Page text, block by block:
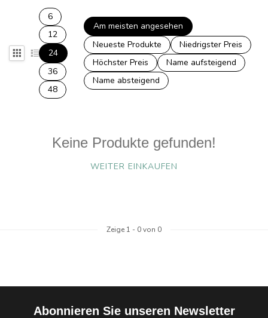
6
12
24
36
48
Am meisten angesehen
Neueste Produkte
Niedrigster Preis
Höchster Preis
Name aufsteigend
Name absteigend
Keine Produkte gefunden!
WEITER EINKAUFEN
Zeige 1 - 0von 0
Abonnieren Sie unseren Newsletter